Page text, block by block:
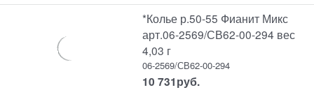
*Колье р.50-55 Фианит Микс
арт.06-2569/СВ62-00-294 вес
4,03 г
06-2569/СВ62-00-294
10 731руб.